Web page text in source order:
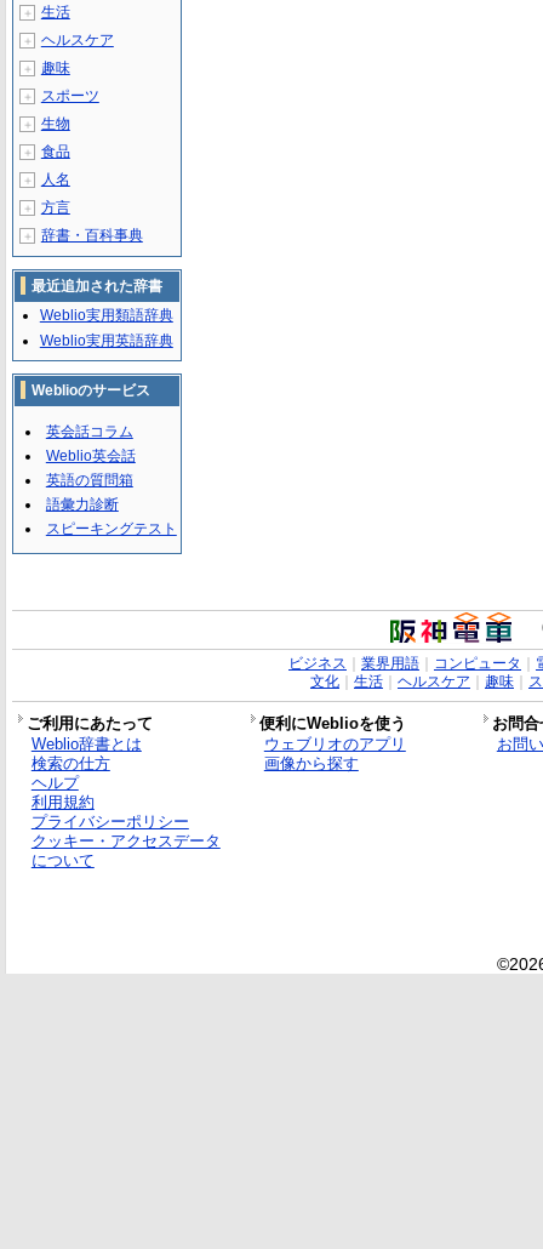
＋ 生活
＋ ヘルスケア
＋ 趣味
＋ スポーツ
＋ 生物
＋ 食品
＋ 人名
＋ 方言
＋ 辞書・百科事典
最近追加された辞書
Weblio実用類語辞典
Weblio実用英語辞典
Weblioのサービス
英会話コラム
Weblio英会話
英語の質問箱
語彙力診断
スピーキングテスト
ビジネス 業界用語｜ コンピュータ
文化｜ 生活｜ ヘルスケア 趣味｜
ご利用にあたって 便利にWeblioを使う
お問
Weblio辞書とは
検索の仕方
ヘルプ
利用規約
プライバシーポリシー
クッキー・アクセスデータ
について
ウェブリオのアプリ
画像から探す
お問